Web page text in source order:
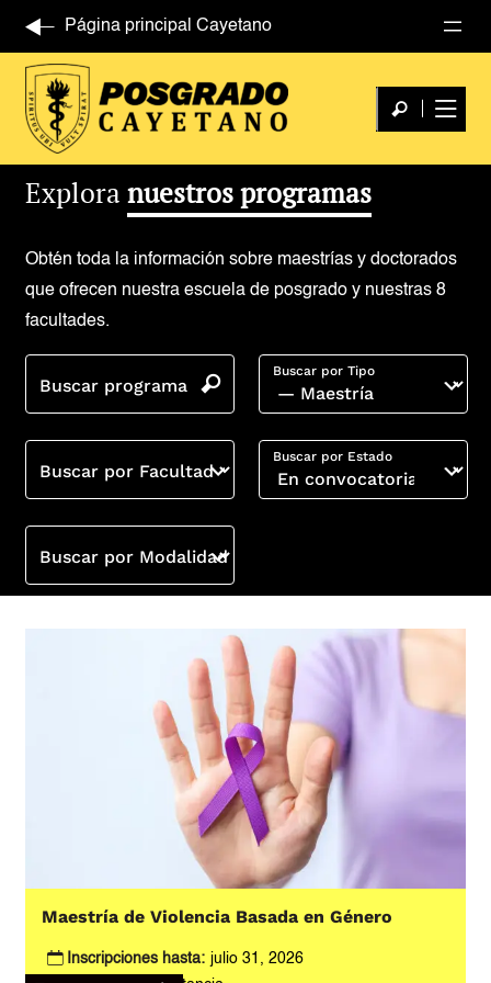
Página principal Cayetano
Exploranuestros programas
Obtén toda la información sobre maestrías y doctorados
que ofrecen nuestra escuela de posgrado y nuestras 8
facultades.
Buscar programa
Buscar por Tipo
Buscar por Facultad
Buscar por Estado
Buscar por Modalidad
Maestría de Violencia Basada en Género
Inscripciones hasta: julio 31, 2026